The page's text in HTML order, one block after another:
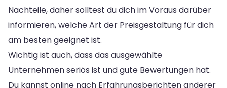
Nachteile, daher solltest du dich im Voraus darüber
informieren, welche Art der Preisgestaltung für dich
am besten geeignet ist.
Wichtig ist auch, dass das ausgewählte
Unternehmen seriös ist und gute Bewertungen hat.
Du kannst online nach Erfahrungsberichten anderer